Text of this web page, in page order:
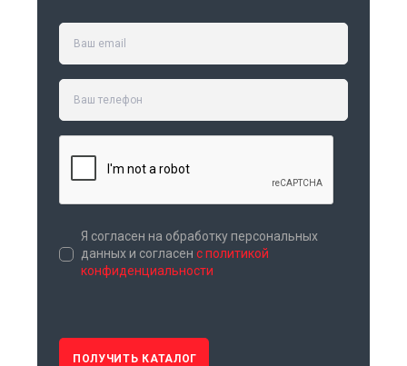
Я согласен на обработку персональных
данных и согласен с политикой
конфиденциальности
ПОЛУЧИТЬ КАТАЛОГ